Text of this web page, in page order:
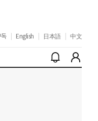
독 English 日本語 中文